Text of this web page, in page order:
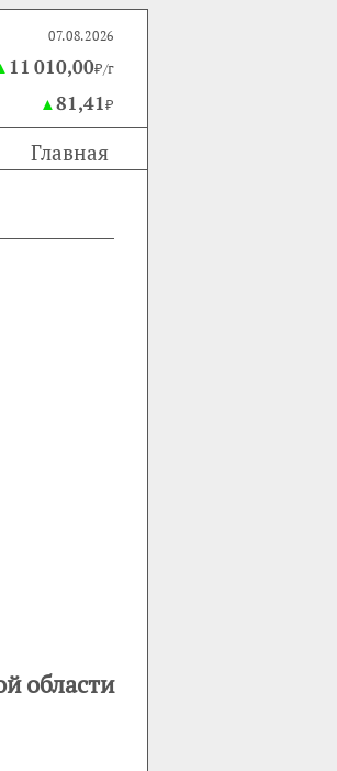
07.08.2026
11 010,00₽/г
▲81,41₽
Главная
области